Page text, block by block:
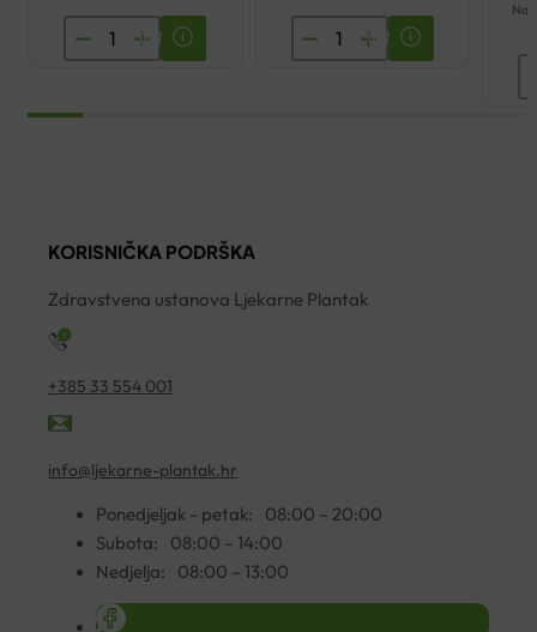
EUCERIN
ULTRASENSITIVE
količina
VICHY
PURETE
KORISNIČKA PODRŠKA
Zdravstvena ustanova Ljekarne Plantak
+385 33 554 001
info@ljekarne-plantak.hr
Ponedjeljak - petak:
08:00 – 20:00
Subota:
08:00 – 14:00
Nedjelja:
08:00 – 13:00